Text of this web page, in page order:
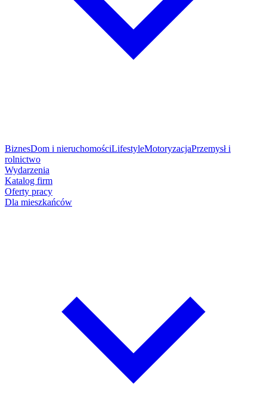
BiznesDom i nieruchomościLifestyleMotoryzacjaPrzemysł i
rolnictwo
Wydarzenia
Katalog firm
Oferty pracy
Dla mieszkańców